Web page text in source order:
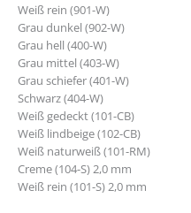
Weiß rein (901-W)
Grau dunkel (902-W)
Grau hell (400-W)
Grau mittel (403-W)
Grau schiefer (401-W)
Schwarz (404-W)
Weiß gedeckt (101-CB)
Weiß lindbeige (102-CB)
Weiß naturweiß (101-RM)
Creme (104-S) 2,0 mm
Weiß rein (101-S) 2,0 mm